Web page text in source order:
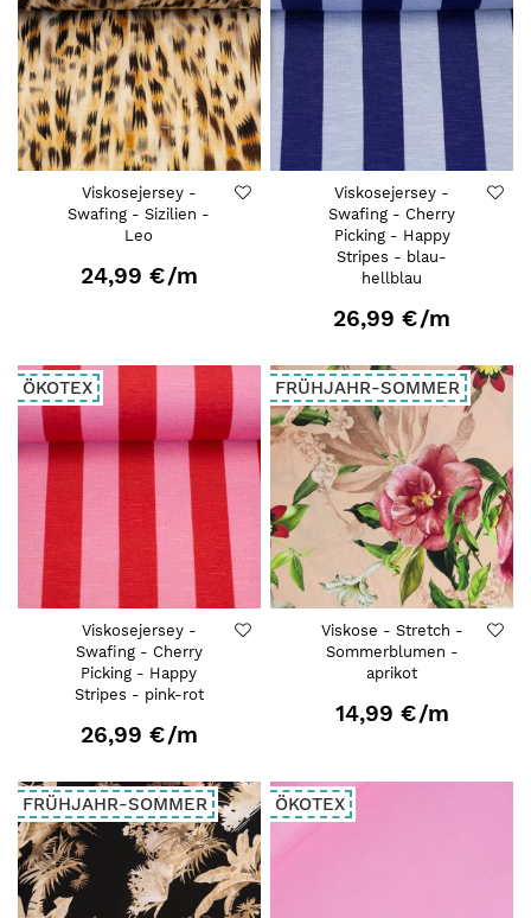
Viskosejersey -
Swafing - Sizilien -
Leo
24,99 €/m
Viskosejersey -
Swafing - Cherry
Picking - Happy
Stripes - blau-
hellblau
26,99 €/m
ÖKOTEX
Viskosejersey -
Swafing - Cherry
Picking - Happy
Stripes - pink-rot
26,99 €/m
FRÜHJAHR-SOMMER
Viskose - Stretch -
Sommerblumen -
aprikot
14,99 €/m
FRÜHJAHR-SOMMER ÖKOTEX